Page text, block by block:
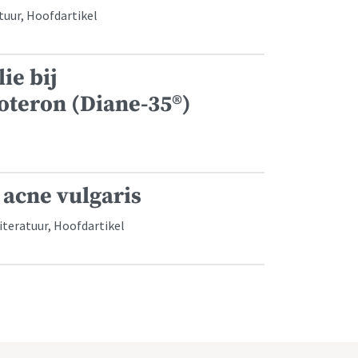
Hoofdartikel
bij
(Diane-35®)
vulgaris
Hoofdartikel